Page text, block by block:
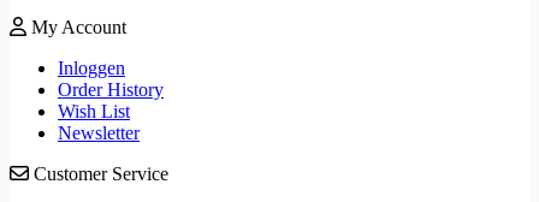
My Account
Inloggen
Order History
Wish List
Newsletter
Customer Service